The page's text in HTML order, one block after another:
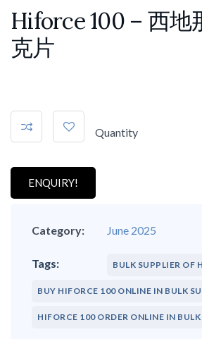
Hiforce 100 – 西地
克片
Quantity
ENQUIRY!
Category: June 2025
BULK SUPPLIER OF
BUY HIFORCE 100 ONLINE IN BULK
HIFORCE 100 ORDER ONLINE IN BULK